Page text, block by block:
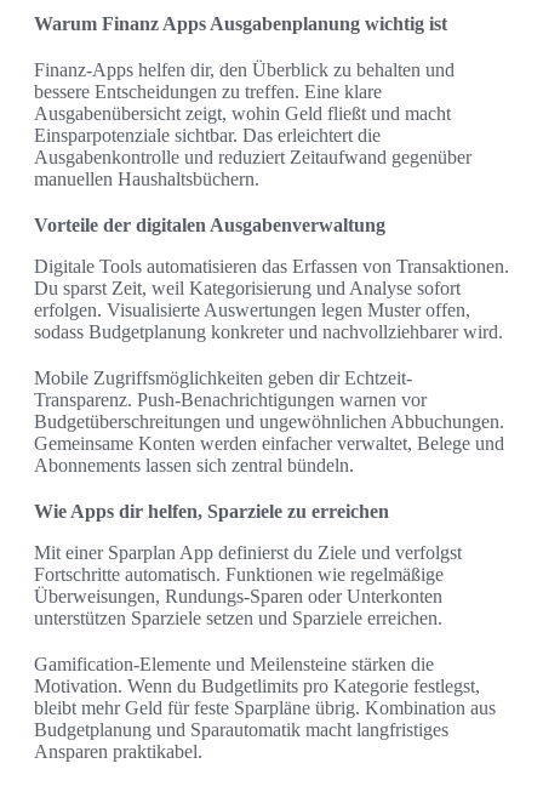
Warum Finanz Apps Ausgabenplanung wichtig ist
Finanz-Apps helfen dir, den Überblick zu behalten und
bessere Entscheidungen zu treffen. Eine klare
Ausgabenübersicht zeigt, wohin Geld fließt und macht
Einsparpotenziale sichtbar. Das erleichtert die
Ausgabenkontrolle und reduziert Zeitaufwand gegenüber
manuellen Haushaltsbüchern.
Vorteile der digitalen Ausgabenverwaltung
Digitale Tools automatisieren das Erfassen von Transaktionen.
Du sparst Zeit, weil Kategorisierung und Analyse sofort
erfolgen. Visualisierte Auswertungen legen Muster offen,
sodass Budgetplanung konkreter und nachvollziehbarer wird.
Mobile Zugriffsmöglichkeiten geben dir Echtzeit-
Transparenz. Push-Benachrichtigungen warnen vor
Budgetüberschreitungen und ungewöhnlichen Abbuchungen.
Gemeinsame Konten werden einfacher verwaltet, Belege und
Abonnements lassen sich zentral bündeln.
Wie Apps dir helfen, Sparziele zu erreichen
Mit einer Sparplan App definierst du Ziele und verfolgst
Fortschritte automatisch. Funktionen wie regelmäßige
Überweisungen, Rundungs-Sparen oder Unterkonten
unterstützen Sparziele setzen und Sparziele erreichen.
Gamification-Elemente und Meilensteine stärken die
Motivation. Wenn du Budgetlimits pro Kategorie festlegst,
bleibt mehr Geld für feste Sparpläne übrig. Kombination aus
Budgetplanung und Sparautomatik macht langfristiges
Ansparen praktikabel.